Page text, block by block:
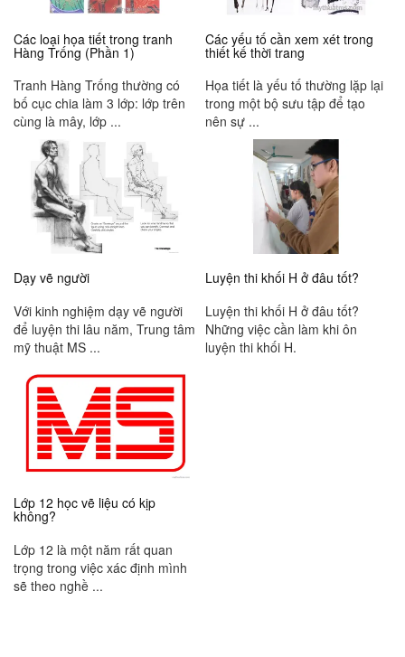
Các loại họa tiết trong tranh
Hàng Trống (Phần 1)
Tranh Hàng Trống thường có
bố cục chia làm 3 lớp: lớp trên
cùng là mây, lớp ...
Các yếu tố cần xem xét trong
thiết kế thời trang
Họa tiết là yếu tố thường lặp lại
trong một bộ sưu tập để tạo
nên sự ...
Dạy vẽ người
Với kinh nghiệm dạy vẽ người
để luyện thi lâu năm, Trung tâm
mỹ thuật MS ...
Luyện thi khối H ở đâu tốt?
Luyện thi khối H ở đâu tốt?
Những việc cần làm khi ôn
luyện thi khối H.
Lớp 12 học vẽ liệu có kịp
không?
Lớp 12 là một năm rất quan
trọng trong việc xác định mình
sẽ theo nghề ...